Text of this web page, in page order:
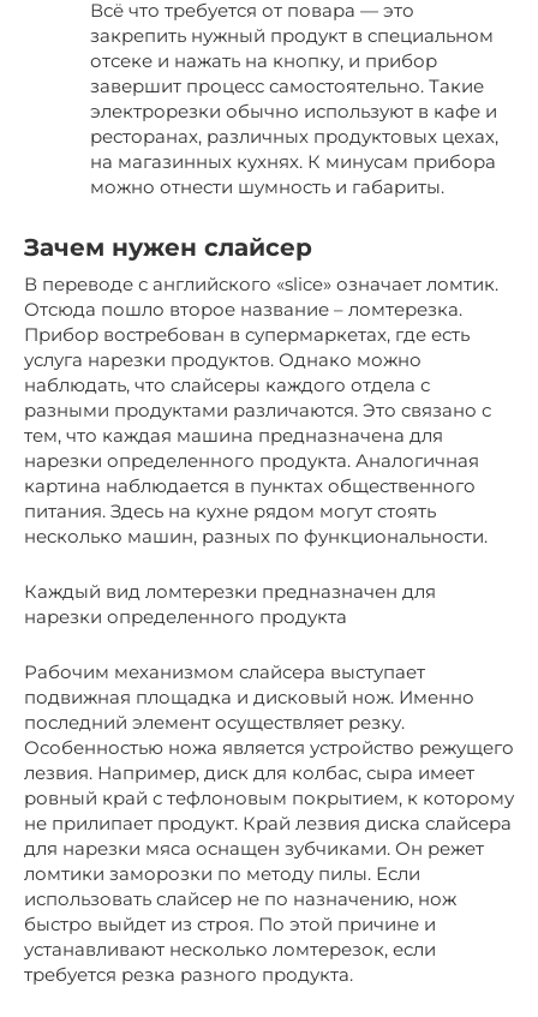
Всё что требуется от повара — это
закрепить нужный продукт в специальном
отсеке и нажать на кнопку, и прибор
завершит процесс самостоятельно. Такие
электрорезки обычно используют в кафе и
ресторанах, различных продуктовых цехах,
на магазинных кухнях. К минусам прибора
можно отнести шумность и габариты.
Зачем нужен слайсер
В переводе с английского «slice» означает ломтик.
Отсюда пошло второе название – ломтерезка.
Прибор востребован в супермаркетах, где есть
услуга нарезки продуктов. Однако можно
наблюдать, что слайсеры каждого отдела с
разными продуктами различаются. Это связано с
тем, что каждая машина предназначена для
нарезки определенного продукта. Аналогичная
картина наблюдается в пунктах общественного
питания. Здесь на кухне рядом могут стоять
несколько машин, разных по функциональности.
Каждый вид ломтерезки предназначен для
нарезки определенного продукта
Рабочим механизмом слайсера выступает
подвижная площадка и дисковый нож. Именно
последний элемент осуществляет резку.
Особенностью ножа является устройство режущего
лезвия. Например, диск для колбас, сыра имеет
ровный край с тефлоновым покрытием, к которому
не прилипает продукт. Край лезвия диска слайсера
для нарезки мяса оснащен зубчиками. Он режет
ломтики заморозки по методу пилы. Если
использовать слайсер не по назначению, нож
быстро выйдет из строя. По этой причине и
устанавливают несколько ломтерезок, если
требуется резка разного продукта.